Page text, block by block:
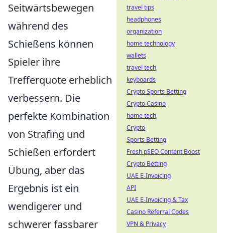
Seitwärtsbewegen
während des
Schießens können
Spieler ihre
Trefferquote erheblich
verbessern. Die
perfekte Kombination
von Strafing und
Schießen erfordert
Übung, aber das
Ergebnis ist ein
wendigerer und
schwerer fassbarer
travel tips
headphones
organization
home technology
wallets
travel tech
keyboards
Crypto Sports Betting
Crypto Casino
home tech
Crypto
Sports Betting
Fresh pSEO Content Boost
Crypto Betting
UAE E-Invoicing
API
UAE E-Invoicing & Tax
Casino Referral Codes
VPN & Privacy